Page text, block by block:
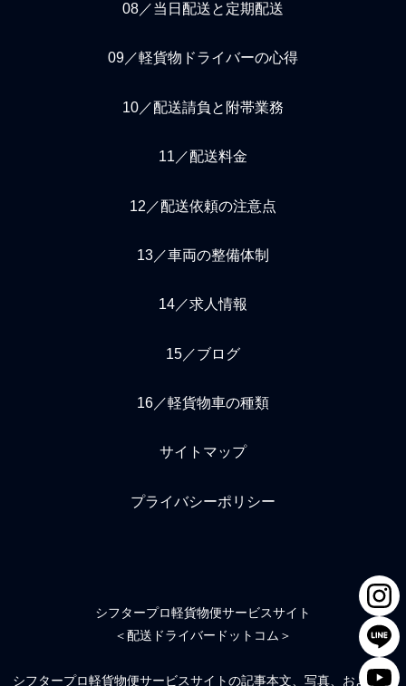
08／当日配送と定期配送
09／軽貨物ドライバーの心得
10／配送請負と附帯業務
11／配送料金
12／配送依頼の注意点
13／車両の整備体制
14／求人情報
15／ブログ
16／軽貨物車の種類
サイトマップ
プライバシーポリシー
シフタープロ軽貨物便サービスサイト
＜配送ドライバードットコム＞
シフタープロ軽貨物便サービスサイトの記事本文、写真、および絵